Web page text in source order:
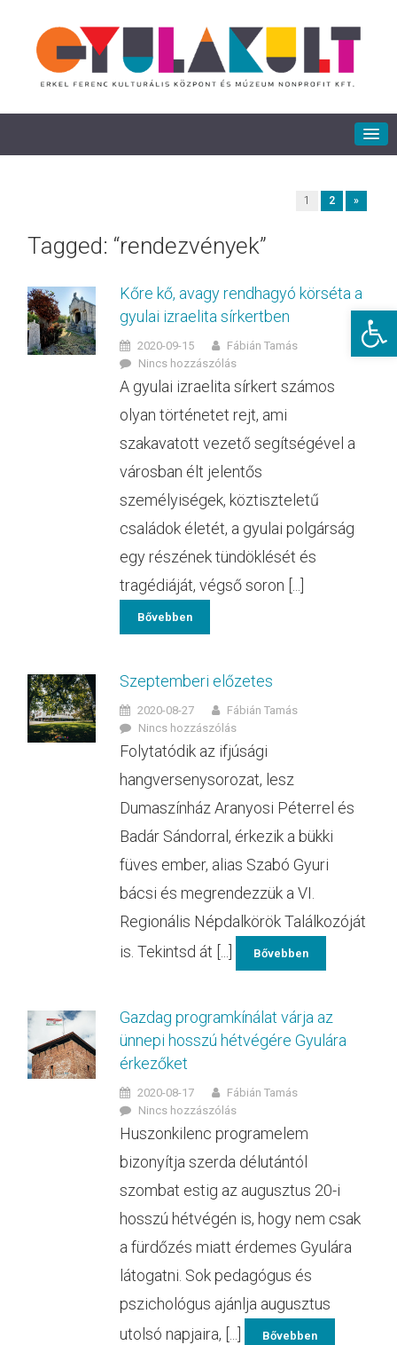
1 2 »
Tagged: “rendezvények”
Kőre kő, avagy rendhagyó körséta a
gyulai izraelita sírkertben
2020-09-15
Fábián Tamás
Nincs hozzászólás
A gyulai izraelita sírkert számos
olyan történetet rejt, ami
szakavatott vezető segítségével a
városban élt jelentős
személyiségek, köztiszteletű
családok életét, a gyulai polgárság
egy részének tündöklését és
tragédiáját, végső soron [...]
Bővebben
Szeptemberi előzetes
2020-08-27
Fábián Tamás
Nincs hozzászólás
Folytatódik az ifjúsági
hangversenysorozat, lesz
Dumaszínház Aranyosi Péterrel és
Badár Sándorral, érkezik a bükki
füves ember, alias Szabó Gyuri
bácsi és megrendezzük a VI.
Regionális Népdalkörök Találkozóját
is. Tekintsd át [...]
Bővebben
Gazdag programkínálat várja az
ünnepi hosszú hétvégére Gyulára
érkezőket
2020-08-17
Fábián Tamás
Nincs hozzászólás
Huszonkilenc programelem
bizonyítja szerda délutántól
szombat estig az augusztus 20-i
hosszú hétvégén is, hogy nem csak
a fürdőzés miatt érdemes Gyulára
látogatni. Sok pedagógus és
pszichológus ajánlja augusztus
utolsó napjaira, [...]
Bővebben